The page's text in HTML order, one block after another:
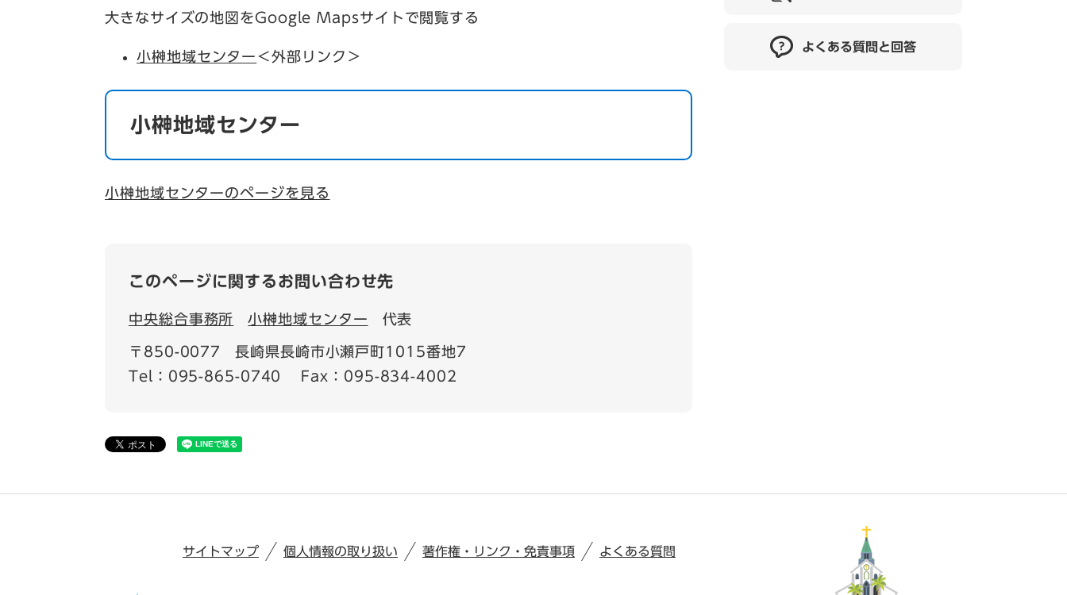
大きなサイズの地図をGoogle Mapsサイトで閲覧する
小榊地域センター ＜外部リンク＞
小榊地域センター
小榊地域センターのページを見る
このページに関するお問い合わせ先
中央総合事務所 小榊地域センター 代表
〒850-0077
長崎県長崎市小瀬戸町1015番地7
Tel：095-865-0740
Fax：095-834-4002
よくある質問と回答
サイトマップ 個人情報の取り扱い 著作権・リンク・免責事項 よくある質問